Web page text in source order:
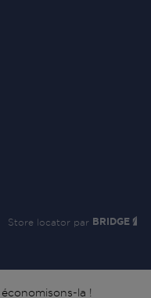
Store locator par BRIDGE
la !